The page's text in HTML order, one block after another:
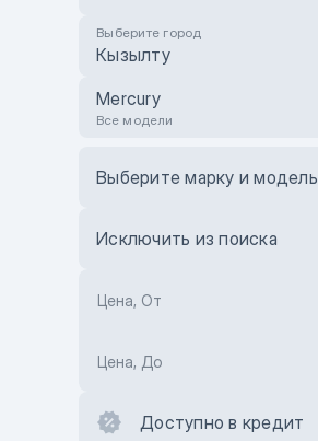
Выберите город
Кызылту
Mercury
Все модели
Выберите марку и модель
Исключить из поиска
Цена, От
Цена, До
Доступно в кредит